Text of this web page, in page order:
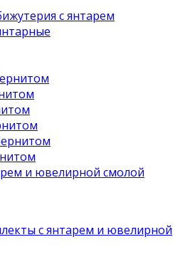
с янтарем
и ювелирной смолой
с янтарем и ювелирной